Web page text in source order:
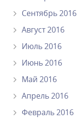
Сентябрь 2016
Август 2016
Июль 2016
Июнь 2016
Май 2016
Апрель 2016
Февраль 2016